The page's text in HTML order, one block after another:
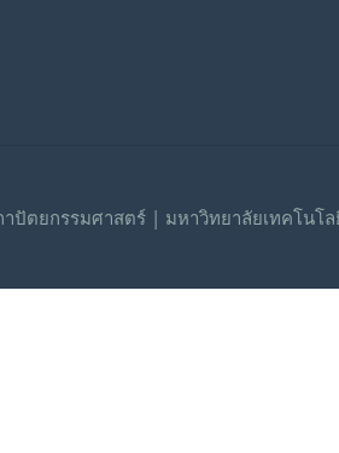
ปัตยกรรมศาสตร์ | มหาวิทยาลัยเทคโนโ